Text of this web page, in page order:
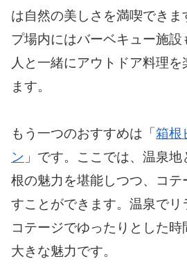
は自然の美しさを満喫できま
プ場内にはバーベキュー施設
人と一緒にアウトドア料理を
ます。
もう一つのおすすめは「箱根
ン 」です。ここでは、温泉
根の魅力を堪能しつつ、コテ
すことができます。温泉でリ
コテージでゆったりとした
大きな魅力です。